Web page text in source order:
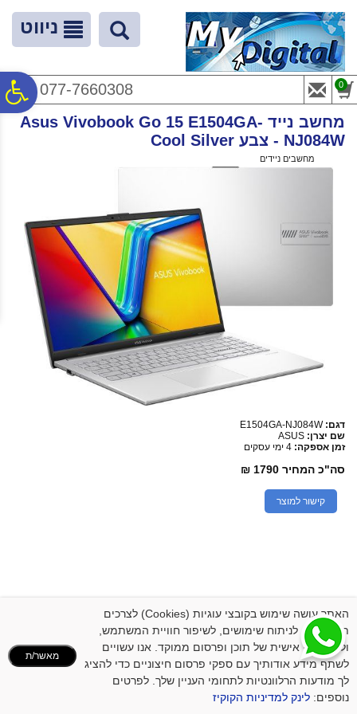
נגישות
המרכזי
ניווט
077-7660308 0
מחשב נייד Asus Vivobook Go 15 E1504GA-
NJ084W - צבע Cool Silver
מחשבים ניידים
דגם:E1504GA-NJ084W
שם יצרן: ASUS
זמן אספקה: 4 ימי עסקים
סה"כ המחיר 1790 ₪
קישור למוצר
האתר עושה שימוש בקובצי עוגיות (Cookies) לצרכים
תפעוליים, לניתוח שימושים, לשיפור חוויית המשתמש,
ולהתאמה אישית של תוכן ופרסום ממוקד. אנו עשויים
לשתף מידע אודותיך עם ספקי פרסום חיצוניים כדי להציג
לך מודעות הרלוונטיות לתחומי העניין שלך. לפרטים
נוספים: לינק למדיניות הקוקיז
מאשר/ת